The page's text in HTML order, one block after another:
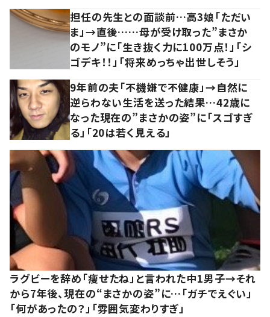
担任の先生との面談前…高3娘「ただい
ま」→直後……母が受け取った”まさか
のモノ”に「生き抜く力に100万点！」「シ
ゴデキ！！」「将来めっちゃ出世しそう」
9年前の夫「不機嫌で不健康」→自然に
逆らわない生活を送った結果…42歳に
なった現在の”まさかの姿”に「スゴすぎ
る」「20は若く見える」
ラグビーを辞め「痩せたね」と言われた中1男子→それ
から7年後、現在の“まさかの姿”に…「ガチでえぐい」
「何があったの？」「雰囲気変わりすぎ」